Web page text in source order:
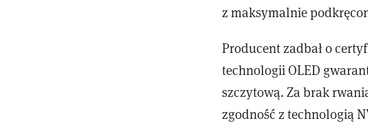
z maksymalnie
Producent zadbał o
technologii OLED
szczytową. Za brak
zgodność z technologią